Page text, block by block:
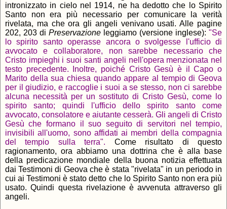
intronizzato in cielo nel 1914, ne ha dedotto che lo Spirito
Santo non era più necessario per comunicare la verità
rivelata, ma che ora gli angeli venivano usati. Alle pagine
202, 203 di Preservazione leggiamo (versione inglese):"Se
lo spirito santo operasse ancora o svolgesse l'ufficio di
avvocato e collaboratore, non sarebbe necessario che
Cristo impieghi i suoi santi angeli nell'opera menzionata nel
testo precedente. Inoltre, poiché Cristo Gesù è il Capo o
Marito della sua chiesa quando appare al tempio di Geova
per il giudizio, e raccoglie i suoi a se stesso, non ci sarebbe
alcuna necessità per un sostituto di Cristo Gesù, come lo
spirito santo; quindi l'ufficio dello spirito santo come
avvocato, consolatore e aiutante cesserà. Gli angeli di Cristo
Gesù che formano il suo seguito di servitori nel tempio,
invisibili all'uomo, sono affidati ai membri della compagnia
del tempio sulla terra". Come risultato di questo
ragionamento, ora abbiamo una dottrina che è alla base
della predicazione mondiale della buona notizia effettuata
dai Testimoni di Geova che è stata "rivelata" in un periodo in
cui ai Testimoni è stato detto che lo Spirito Santo non era più
usato. Quindi questa rivelazione è avvenuta attraverso gli
angeli.